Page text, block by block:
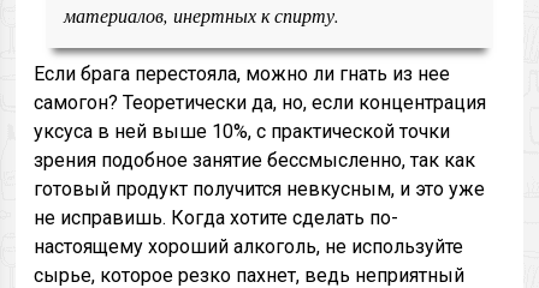
материалов, инертных к спирту.
Если брага перестояла, можно ли гнать из нее
самогон? Теоретически да, но, если концентрация
уксуса в ней выше 10%, с практической точки
зрения подобное занятие бессмысленно, так как
готовый продукт получится невкусным, и это уже
не исправишь. Когда хотите сделать по-
настоящему хороший алкоголь, не используйте
сырье, которое резко пахнет, ведь неприятный